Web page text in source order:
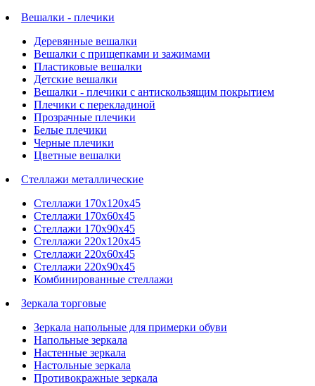
Вешалки - плечики
Деревянные вешалки
Вешалки с прищепками и зажимами
Пластиковые вешалки
Детские вешалки
Вешалки - плечики с антискользящим покрытием
Плечики с перекладиной
Прозрачные плечики
Белые плечики
Черные плечики
Цветные вешалки
Стеллажи металлические
Стеллажи 170х120х45
Стеллажи 170х60х45
Стеллажи 170х90х45
Стеллажи 220х120х45
Стеллажи 220х60х45
Стеллажи 220х90х45
Комбинированные стеллажи
Зеркала торговые
Зеркала напольные для примерки обуви
Напольные зеркала
Настенные зеркала
Настольные зеркала
Противокражные зеркала